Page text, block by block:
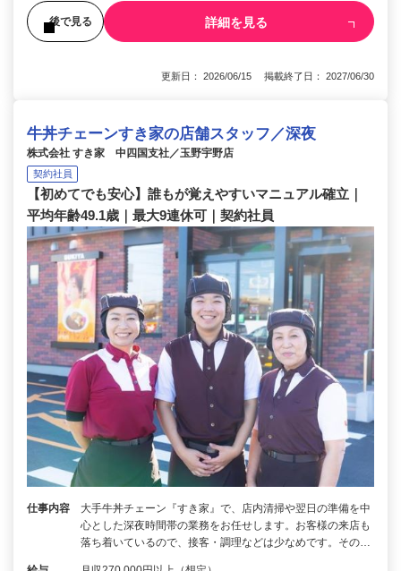
後で見る 詳細を見る
更新日： 2026/06/15 掲載終了日： 2027/06/30
牛丼チェーンすき家の店舗スタッフ／深夜
株式会社 すき家 中四国支社／玉野宇野店
契約社員
【初めてでも安心】誰もが覚えやすいマニュアル確立｜
平均年齢49.1歳｜最大9連休可｜契約社員
仕事内容
大手牛丼チェーン『すき家』で、店内清掃や翌日の準備を中
心とした深夜時間帯の業務をお任せします。お客様の来店も
落ち着いているので、接客・調理などは少なめです。その…